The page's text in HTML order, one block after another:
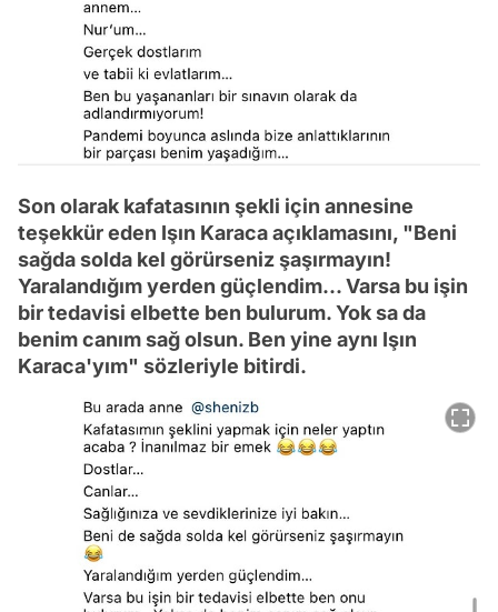
Son olarak kafatasının şekli için annesine
teşekkür eden Işın Karaca açıklamasını, "Beni
sağda solda kel görürseniz şaşırmayın!
Yaralandığım yerden güçlendim... Varsa bu işin
bir tedavisi elbette ben bulurum. Yok sa da
benim canım sağ olsun. Ben yine aynı Işın
Karaca'yım" sözleriyle bitirdi.